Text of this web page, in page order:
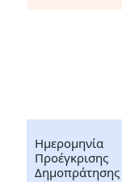
Ημερομηνία
Προέγκρισης
Δημοπράτησης